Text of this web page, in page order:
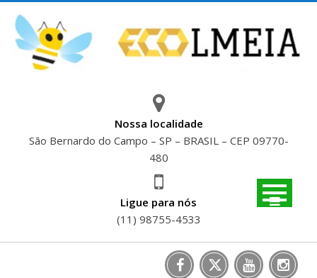
content
Nossa localidade
São Bernardo do Campo – SP – BRASIL – CEP 09770-
480
Ligue para nós
(11) 98755-4533